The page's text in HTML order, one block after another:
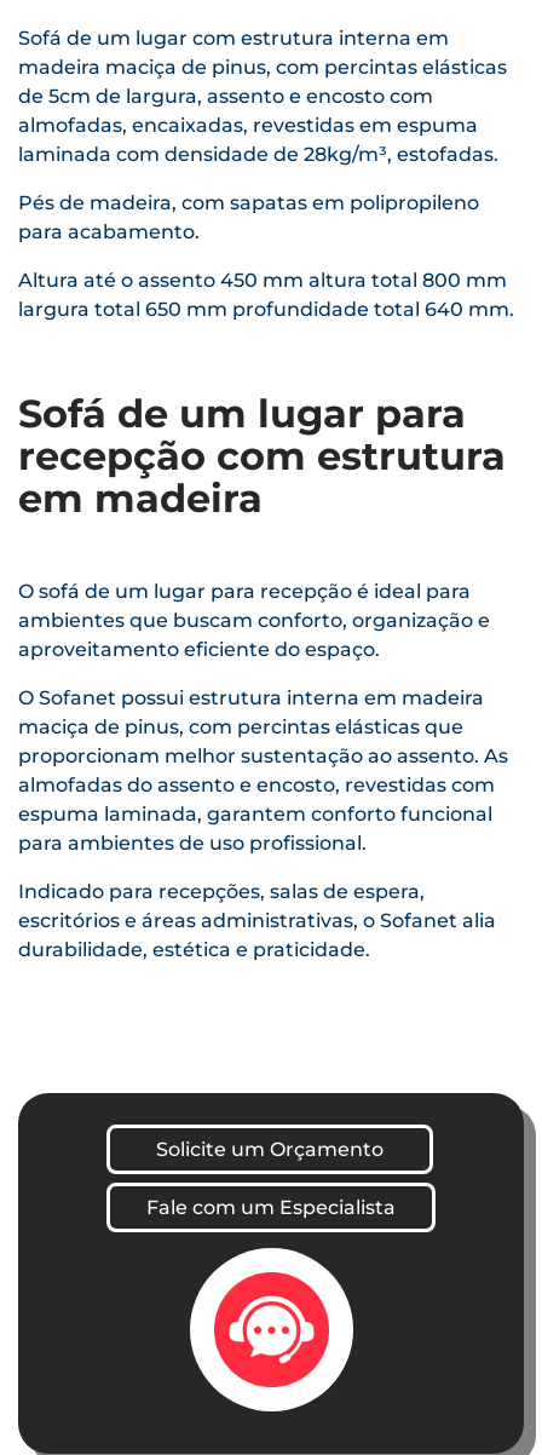
Sofá de um lugar com estrutura interna em
madeira maciça de pinus, com percintas elásticas
de 5cm de largura, assento e encosto com
almofadas, encaixadas, revestidas em espuma
laminada com densidade de 28kg/m³, estofadas.
Pés de madeira, com sapatas em polipropileno
para acabamento.
Altura até o assento 450 mm altura total 800 mm
largura total 650 mm profundidade total 640 mm.
Sofá de um lugar para
recepção com estrutura
em madeira
O sofá de um lugar para recepção é ideal para
ambientes que buscam conforto, organização e
aproveitamento eficiente do espaço.
O Sofanet possui estrutura interna em madeira
maciça de pinus, com percintas elásticas que
proporcionam melhor sustentação ao assento. As
almofadas do assento e encosto, revestidas com
espuma laminada, garantem conforto funcional
para ambientes de uso profissional.
Indicado para recepções, salas de espera,
escritórios e áreas administrativas, o Sofanet alia
durabilidade, estética e praticidade.
Solicite um Orçamento
Fale com um Especialista